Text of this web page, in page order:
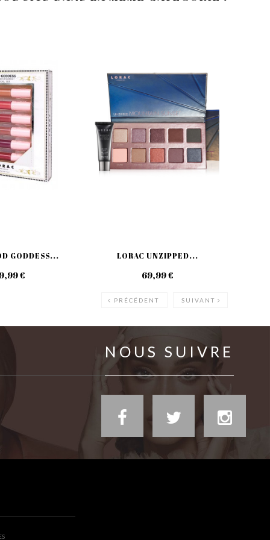
GODDESS...
€
LORAC UNZIPPED...
69,99 €
PRÉCÉDENT SUIVANT
NOUS SUIVRE